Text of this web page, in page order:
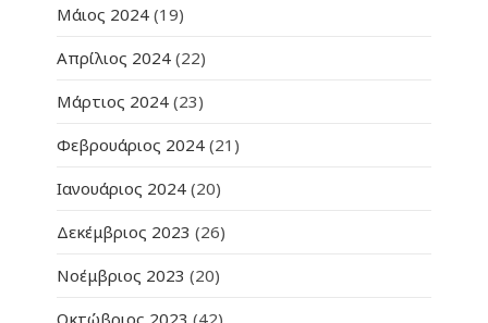
Μάιος 2024 (19)
Απρίλιος 2024 (22)
Μάρτιος 2024 (23)
Φεβρουάριος 2024 (21)
Ιανουάριος 2024 (20)
Δεκέμβριος 2023 (26)
Νοέμβριος 2023 (20)
Οκτώβριος 2023 (42)